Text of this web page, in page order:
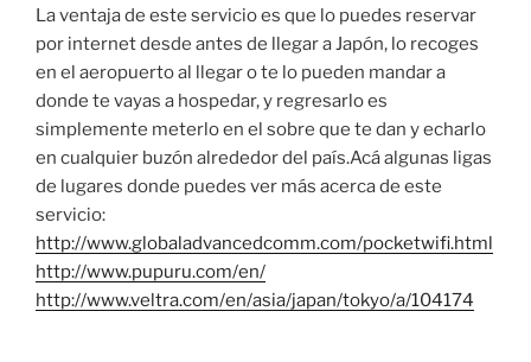
La ventaja de este servicio es que lo puedes reservar
por internet desde antes de llegar a Japón, lo recoges
en el aeropuerto al llegar o te lo pueden mandar a
donde te vayas a hospedar, y regresarlo es
simplemente meterlo en el sobre que te dan y echarlo
en cualquier buzón alrededor del país.Acá algunas ligas
de lugares donde puedes ver más acerca de este
servicio:
http://www.globaladvancedcomm.com/pocketwifi.html
http://www.pupuru.com/en/
http://www.veltra.com/en/asia/japan/tokyo/a/104174